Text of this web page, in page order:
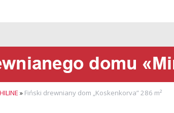
» Fiński drewniany dom „Koskenkorva” 286 m²